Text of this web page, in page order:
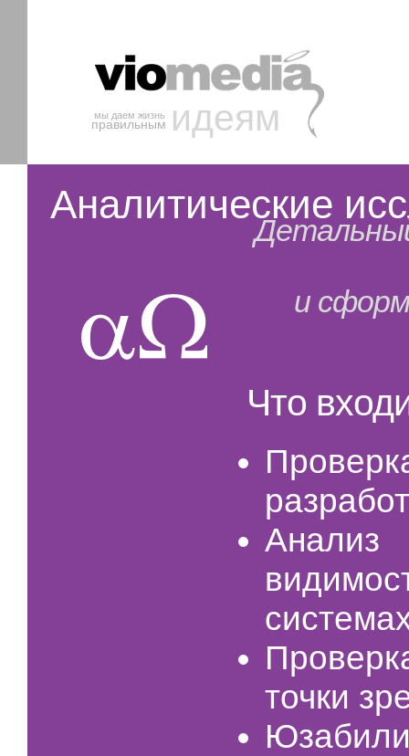
мы даем жизнь
правильным идеям
Аналитические
и
Что
точки